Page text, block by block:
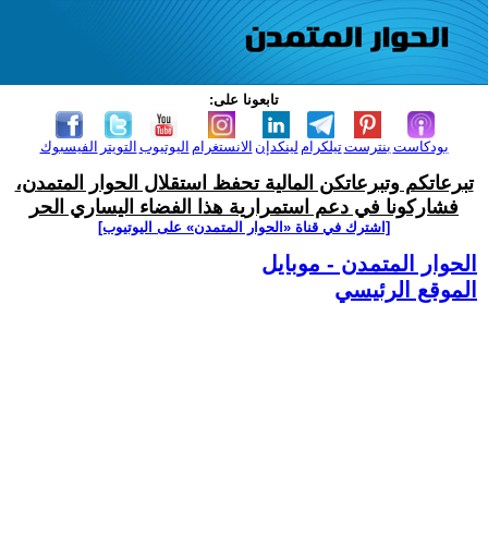
تابعونا على:
الفيسبوك التويتر اليوتيوب الانستغرام لينكدإن تيلكرامبنترست بودكاست
تبرعاتكم وتبرعاتكن المالية تحفظ استقلال الحوار المتمدن،
فشاركونا في دعم استمرارية هذا الفضاء اليساري الحر
[اشترك في قناة ‫«الحوار المتمدن» على اليوتيوب]
الحوار المتمدن - موبايل
الموقع الرئيسي